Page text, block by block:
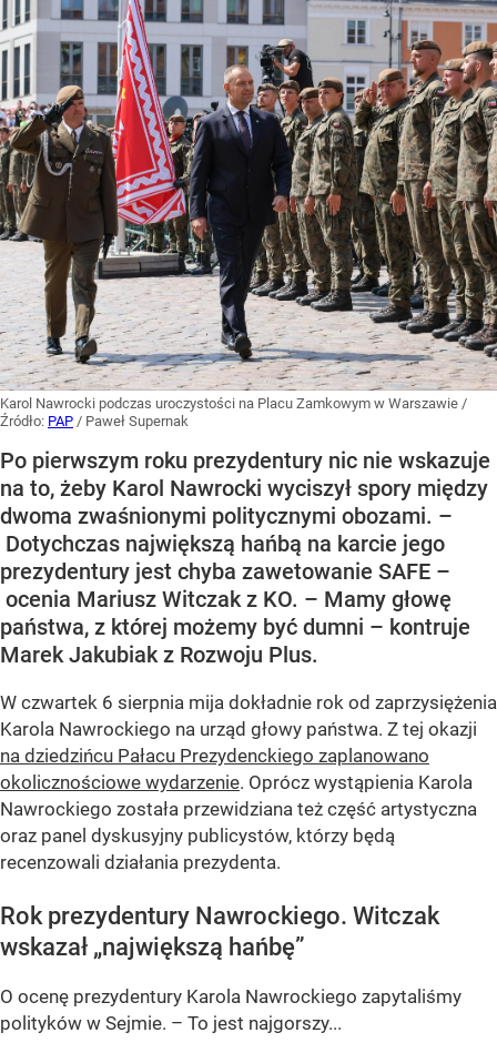
Karol Nawrocki podczas uroczystości na Placu Zamkowym w Warszawie /
Źródło: PAP / Paweł Supernak
Po pierwszym roku prezydentury nic nie wskazuje
na to, żeby Karol Nawrocki wyciszył spory między
dwoma zwaśnionymi politycznymi obozami. –
Dotychczas największą hańbą na karcie jego
prezydentury jest chyba zawetowanie SAFE –
ocenia Mariusz Witczak z KO. – Mamy głowę
państwa, z której możemy być dumni – kontruje
Marek Jakubiak z Rozwoju Plus.
W czwartek 6 sierpnia mija dokładnie rok od zaprzysiężenia
Karola Nawrockiego na urząd głowy państwa. Z tej okazji
na dziedzińcu Pałacu Prezydenckiego zaplanowano
okolicznościowe wydarzenie. Oprócz wystąpienia Karola
Nawrockiego została przewidziana też część artystyczna
oraz panel dyskusyjny publicystów, którzy będą
recenzowali działania prezydenta.
Rok prezydentury Nawrockiego. Witczak
wskazał „największą hańbę”
O ocenę prezydentury Karola Nawrockiego zapytaliśmy
polityków w Sejmie. – To jest najgorszy...